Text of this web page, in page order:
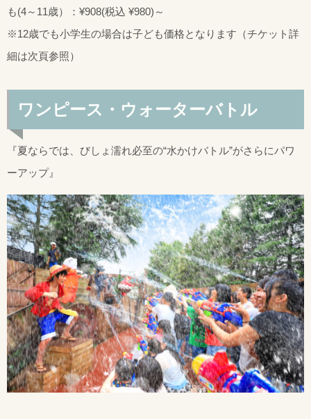
も(4～11歳）：¥908(税込 ¥980)～
※12歳でも小学生の場合は子ども価格となります（チケット詳
細は次頁参照）
ワンピース・ウォーターバトル
『夏ならでは、びしょ濡れ必至の“水かけバトル”がさらにパワ
ーアップ』